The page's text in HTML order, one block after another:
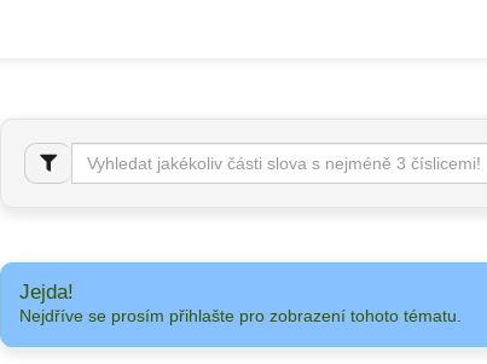
Jejda!
Nejdříve se prosím přihlašte pro zobrazení tohoto tématu.